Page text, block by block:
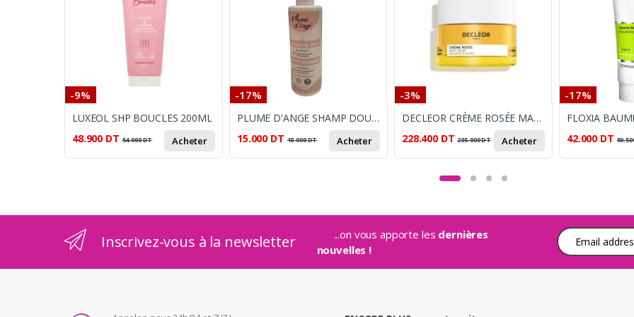
-9%
LUXEOL SHP BOUCLES 200ML
48.900 DT 54.000DT Acheter
-17%
PLUME D'ANGE SHAMP DOUX 250ML
15.000 DT 18.000DT Acheter
-3%
DECLEOR CRÈME ROSÉE MAGNOLIA BLANC 50ML
228.400 DT 235.000DT Acheter
-17%
42.000 DT
Inscrivez-vous à la newsletter ...on vous apporte les dernières
nouvelles !
Adresse e-mail